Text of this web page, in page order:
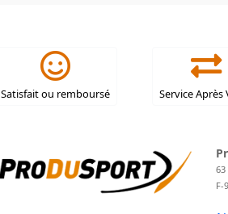
Satisfait ou remboursé Service Après
F-